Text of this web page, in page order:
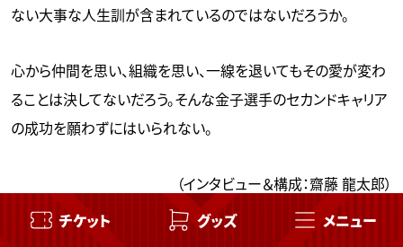
ない大事な人生訓が含まれているのではないだろうか。
心から仲間を思い、組織を思い、一線を退いてもその愛が変わ
ることは決してないだろう。そんな金子選手のセカンドキャリア
の成功を願わずにはいられない。
（インタビュー＆構成：齋藤 龍太郎）
チケット グッズ メニュー